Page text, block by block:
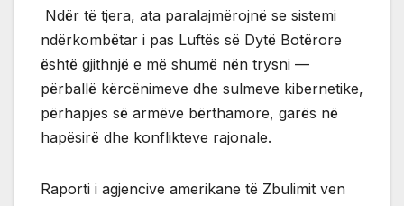
Ndër të tjera, ata paralajmërojnë se sistemi
ndërkombëtar i pas Luftës së Dytë Botërore
është gjithnjë e më shumë nën trysni —
përballë kërcënimeve dhe sulmeve kibernetike,
përhapjes së armëve bërthamore, garës në
hapësirë dhe konflikteve rajonale.
Raporti i agjencive amerikane të Zbulimit ven